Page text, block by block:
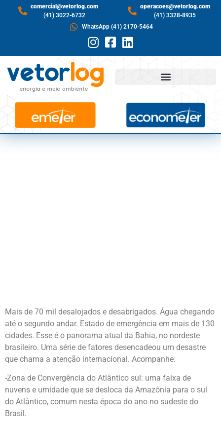
comercial@vetorlog.com
(41) 3022-6732
operacoes@vetorlog.com
(41) 3328-8935
WhatsApp (41) 2170-5464
Mais de 70 mil desalojados e desabrigados. Água chegando
até o segundo andar. Estado de emergência em mais de 130
cidades. Esse é o panorama atual da Bahia, no nordeste
brasileiro. Uma série de fatores desencadeou um desastre
que chama a atenção internacional. Acompanhe:
-Zona de Convergência do Atlântico sul: uma faixa de
nuvens e umidade que se desloca da Amazônia para o sul
do Atlântico, comum nesta época do ano no sudeste do
Brasil.